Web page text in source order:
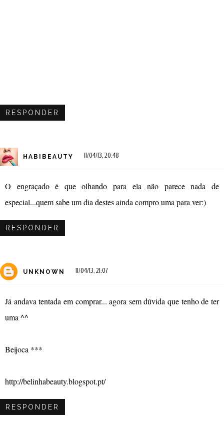
RESPONDER
HABIBEAUTY 11/04/13, 20:48
O engraçado é que olhando para ela não parece nada de
especial...quem sabe um dia destes ainda compro uma para ver:)
RESPONDER
UNKNOWN 11/04/13, 21:07
Já andava tentada em comprar... agora sem dúvida que tenho de ter
uma ^^
Beijoca ***
http://belinhabeauty.blogspot.pt/
RESPONDER